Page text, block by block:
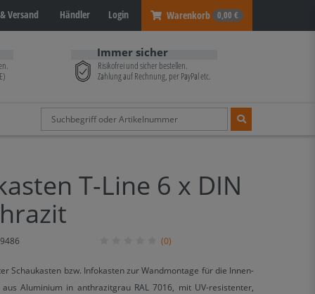
Versand Händler Login Warenkorb 0,00 €
Immer sicher
Risikofrei und sicher bestellen.
Zahlung auf Rechnung, per PayPal etc.
T-Line 6 x DIN
(0)
Schaukasten bzw. Infokasten zur Wandmontage für die Innen-
Aluminium in anthrazitgrau RAL 7016, mit UV-resistenter,